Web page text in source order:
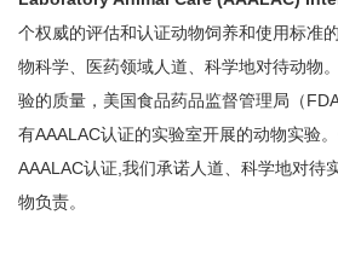
个权威的评估和认证动物饲养和使用标准
物科学、医药领域人道、科学地对待动物
验的质量，美国食品药品监督管理局（
有AAALAC认证的实验室开展的动物实验
AAALAC认证,我们承诺人道、科学地对待
物负责。